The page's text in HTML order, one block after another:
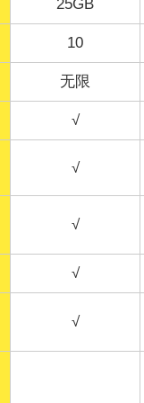
25GB
10
无限
√
√
√
√
√